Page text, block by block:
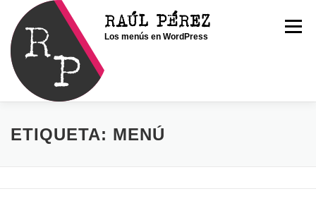
contenido
RAÚL PÉREZ
Los menús en WordPress
Menú
INICIO SOY RAÚL SERVICIOS
ETIQUETA: MENÚ